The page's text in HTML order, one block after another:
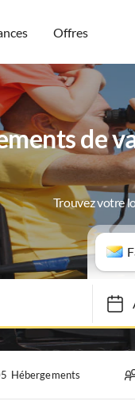
Offres
de
Trouvez votre
Hébergements